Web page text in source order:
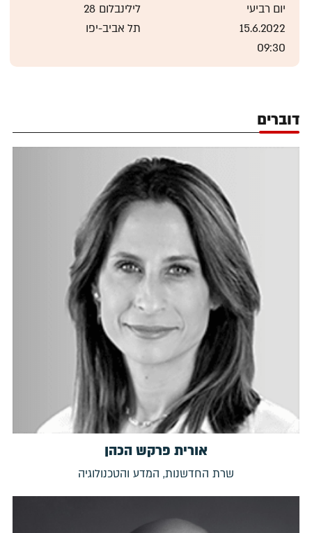
יום רביעי
15.6.2022
09:30
לילינבלום 28
תל אביב-יפו
דוברים
אורית פרקש הכהן
שרת החדשנות, המדע והטכנולוגיה